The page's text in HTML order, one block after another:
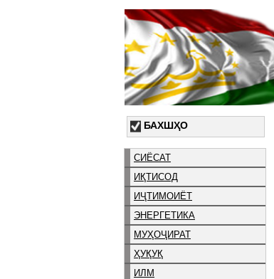
БАХШҲО
СИЁСАТ
ИҚТИСОД
ИҶТИМОИЁТ
ЭНЕРГЕТИКА
МУҲОҶИРАТ
ҲУҚУҚ
ИЛМ